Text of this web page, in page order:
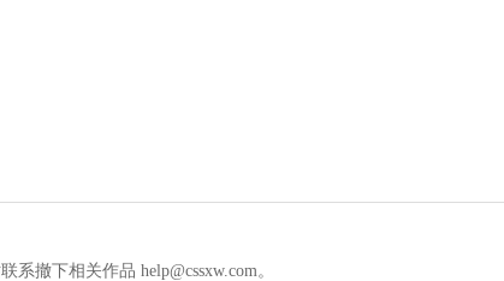
撤下相关作品 help@cssxw.com。